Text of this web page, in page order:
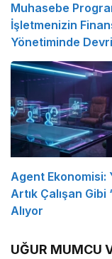
Muhasebe
İşletmenizin
Yönetiminde
Yaratacak Çözüm
Agent Ekonomisi:
Artık Çalışan Gibi
Alıyor
UĞUR MUMCU